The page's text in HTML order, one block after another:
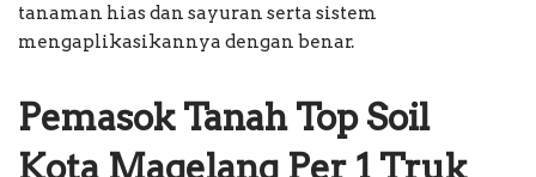
tanaman hias dan sayuran serta sistem
mengaplikasikannya dengan benar.
Pemasok Tanah Top Soil
Kota Magelang Per 1 Truk